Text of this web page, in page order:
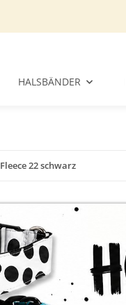
HALSBÄNDER
Fleece 22 schwarz